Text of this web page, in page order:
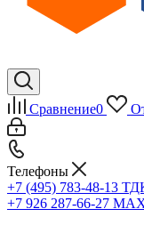
Сравнение0
Телефоны
+7 (495) 783-48-13
+7 926 287-66-27